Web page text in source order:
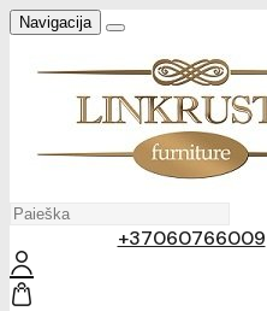
Navigacija
+37060766009